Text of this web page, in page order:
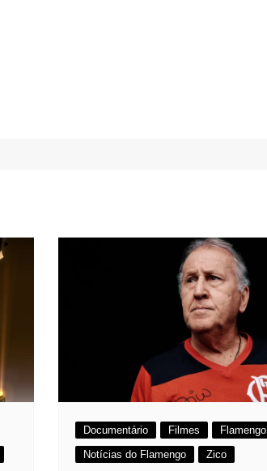
Documentário Filmes Flamengo
Notícias do Flamengo
Zico